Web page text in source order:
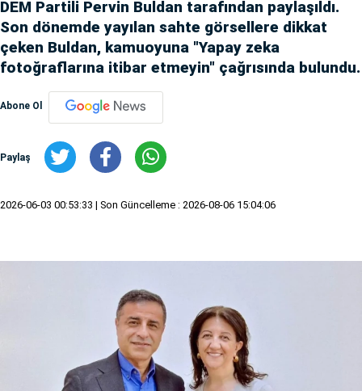
DEM Partili Pervin Buldan tarafından paylaşıldı.
Son dönemde yayılan sahte görsellere dikkat
çeken Buldan, kamuoyuna "Yapay zeka
fotoğraflarına itibar etmeyin" çağrısında bulundu.
Abone Ol
Paylaş
2026-06-03 00:53:33 | Son Güncelleme : 2026-08-06 15:04:06